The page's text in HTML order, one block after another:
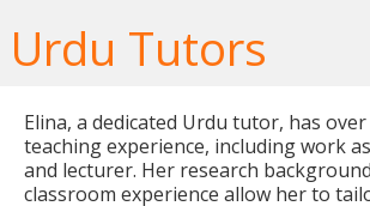
Urdu Tutors
Elina, a dedicated Urdu tutor, has
teaching experience, including work
and lecturer. Her research
classroom experience allow her to